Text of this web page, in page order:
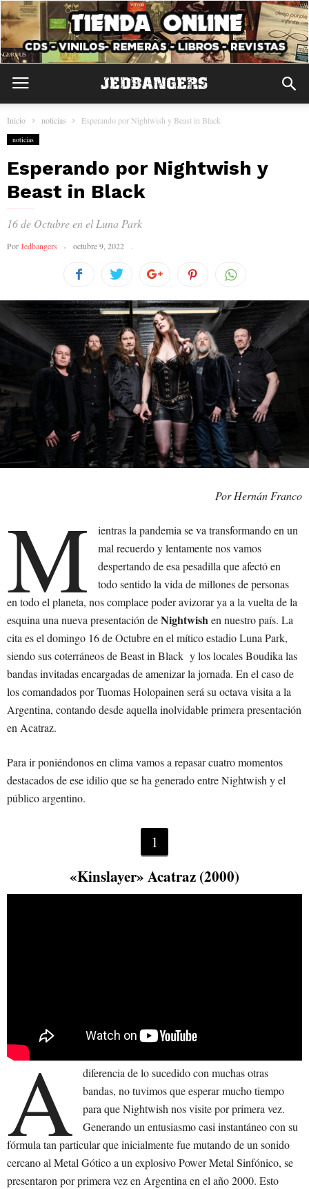
Inicio noticias Esperando por Nightwish y Beast in Black
noticias
Esperando por Nightwish y
Beast in Black
16 de Octubre en el Luna Park
PorJedbangers octubre 9, 2022
Por Hernán Franco
M
ientras la pandemia se va transformando en un
mal recuerdo y lentamente nos vamos
despertando de esa pesadilla que afectó en
todo sentido la vida de millones de personas
en todo el planeta, nos complace poder avizorar ya a la vuelta de la
esquina una nueva presentación deNightwishen nuestro país. La
cita es el domingo 16 de Octubre en el mítico estadio Luna Park,
siendo sus coterráneos de Beast in Black y los locales Boudika las
bandas invitadas encargadas de amenizar la jornada. En el caso de
los comandados por Tuomas Holopainen será su octava visita a la
Argentina, contando desde aquella inolvidable primera presentación
en Acatraz.
Para ir poniéndonos en clima vamos a repasar cuatro momentos
destacados de ese idilio que se ha generado entre Nightwish y el
público argentino.
1
«Kinslayer» Acatraz (2000)
A
diferencia de lo sucedido con muchas otras
bandas, no tuvimos que esperar mucho tiempo
para que Nightwish nos visite por primera vez.
Generando un entusiasmo casi instantáneo con su
fórmula tan particular que inicialmente fue mutando de un sonido
cercano al Metal Gótico a un explosivo Power Metal Sinfónico, se
presentaron por primera vez en Argentina en el año 2000. Esto